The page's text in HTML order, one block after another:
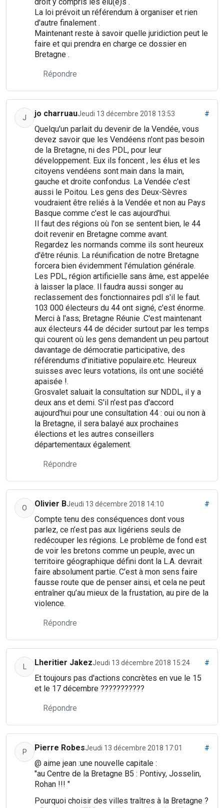
La loi prévoit un référendum à organiser et rien
d'autre finalement .
Maintenant reste à savoir quelle juridiction peut le
faire et qui prendra en charge ce dossier en
Bretagne .
Répondre
J jo charruauJeudi 13 décembre 2018 13:53 #
Quelqu'un parlait du devenir de la Vendée, vous
devez savoir que les Vendéens n'ont pas besoin
de la Bretagne, ni des PDL, pour leur
développement. Eux ils foncent , les élus et les
citoyens vendéens sont main dans la main,
gauche et droite confondus. La Vendée c'est
aussi le Poitou. Les gens des Deux-Sèvres
voudraient être reliés à la Vendée et non au Pays
Basque comme c'est le cas aujourd'hui.
Il faut des régions où l'on se sentent bien, le 44
doit revenir en Bretagne comme avant.
Regardez les normands comme ils sont heureux
d'être réunis. La réunification de notre Bretagne
forcera bien évidemment l'émulation générale.
Les PDL, région artificielle sans âme, est appelée
à laisser la place. Il faudra aussi songer au
reclassement des fonctionnaires pdl s'il le faut.
103 000 électeurs du 44 ont signé, c'est énorme.
Merci à l'ass; Bretagne Réunie .C'est maintenant
aux électeurs 44 de décider surtout par les temps
qui courent où les gens demandent un peu partout
davantage de démocratie participative, des
référendums d'initiative populaire.etc. Heureux
suisses avec leurs votations, ils ont une société
apaisée !.
Grosvalet saluait la consultation sur NDDL, il y a
deux ans et demi. S'il n'est pas d'accord
aujourd'hui pour une consultation 44 : oui ou non à
la Bretagne, il sera balayé aux prochaines
élections et les autres conseillers
départementaux également.
Répondre
O Olivier BJeudi 13 décembre 2018 14:10 #
Compte tenu des conséquences dont vous
parlez, ce n’est pas aux ligériens seuls de
redécouper les régions. Le problème de fond est
de voir les bretons comme un peuple, avec un
territoire géographique défini dont la L.A. devrait
faire absolument partie. C’est à mon sens faire
fausse route que de penser ainsi, et cela ne peut
entraîner qu’au mieux de la frustation, au pire de la
violence.
Répondre
L Lheritier JakezJeudi 13 décembre 2018 15:24 #
Et toujours pas d'actions concrètes en vue le 15
et le 17 décembre ???????????
Répondre
P Pierre RobesJeudi 13 décembre 2018 17:01 #
@ aime jean :une nouvelle capitale :
"au Centre de la Bretagne B5 : Pontivy, Josselin,
Rohan !!! "
Pourquoi choisir des villes traîtres à la Bretagne ?